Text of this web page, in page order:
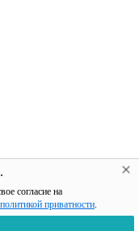
согласие на
политикой приватности.